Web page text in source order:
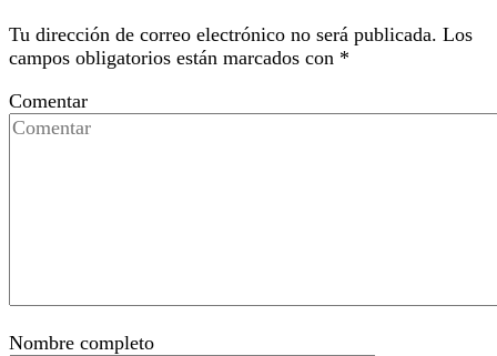
Tu dirección de correo electrónico no será publicada. Los
campos obligatorios están marcados con *
Comentar
Nombre completo